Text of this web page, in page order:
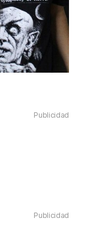
Publicidad
Publicidad